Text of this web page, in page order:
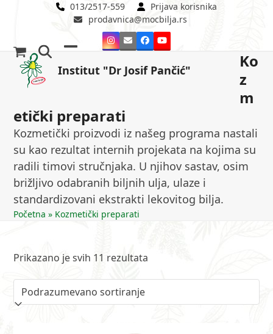
013/2517-559
Prijava korisnika
prodavnica@mocbilja.rs
Instagram
EmailFacebookYouTube
Institut "Dr Josif Pančić"
mobile
mobile
Ko
z
m
etički preparati
Kozmetički proizvodi iz našeg programa nastali
su kao rezultat internih projekata na kojima su
radili timovi stručnjaka. U njihov sastav, osim
brižljivo odabranih biljnih ulja, ulaze i
standardizovani ekstrakti lekovitog bilja.
Početna » Kozmetički preparati
Prikazano je svih 11 rezultata